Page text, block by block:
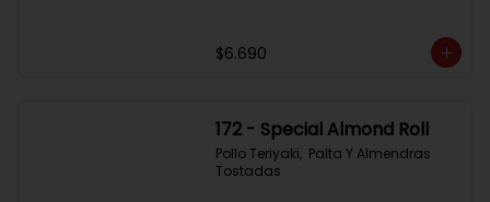
$6.690
172 - Special Almond Roll
Pollo Teriyaki,  Palta Y Almendras
Tostadas